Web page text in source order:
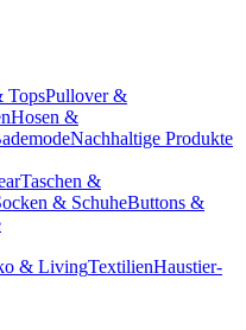
TopsPullover &
Hosen &
Nachhaltige Produkte
Taschen &
& SchuheButtons &
& LivingTextilienHaustier-